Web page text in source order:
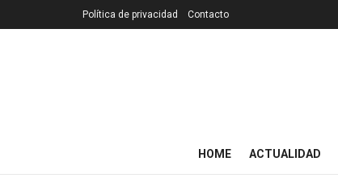
Política de privacidad Contacto
HOME ACTUALIDAD